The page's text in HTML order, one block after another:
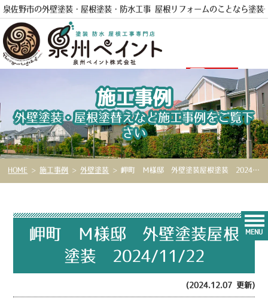
泉佐野市の外壁塗装・屋根塗装・防水工事 屋根リフォームのことなら塗装
電話
MENU
施工事例
外壁塗装・屋根塗替えなど施工事例をご覧下
さい
HOME >施工事例 > 外壁塗装 > 岬町 Ｍ様邸 外壁塗装屋根塗装 2024/11/22
岬町 Ｍ様邸 外壁塗装屋根
塗装 2024/11/22
(2024.12.07 更新)